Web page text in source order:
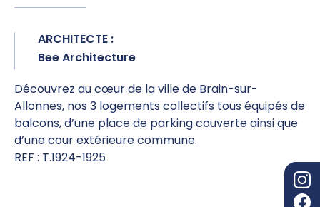
ARCHITECTE :
Bee Architecture
Découvrez au cœur de la ville de Brain-sur-
Allonnes, nos 3 logements collectifs tous équipés de
balcons, d’une place de parking couverte ainsi que
d’une cour extérieure commune.
REF : T.1924-1925